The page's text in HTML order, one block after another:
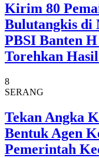
Kirim 80
Bulutangkis di
PBSI Banten
Torehkan
8
SERANG
Tekan Angka
Bentuk Agen
Pemerintah